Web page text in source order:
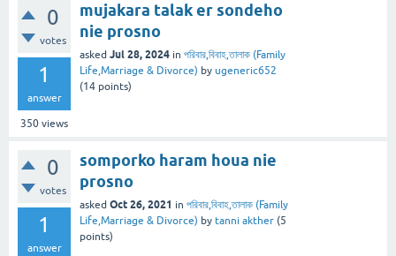
0
votes
1
answer
350 views
mujakara talak er sondeho
nie prosno
asked Jul 28, 2024 in পরিবার,বিবাহ,তালাক (Family
Life,Marriage & Divorce) by ugeneric652
(14 points)
0
votes
1
answer
somporko haram houa nie
prosno
asked Oct 26, 2021 in পরিবার,বিবাহ,তালাক (Family
Life,Marriage & Divorce) by tanni akther (5
points)